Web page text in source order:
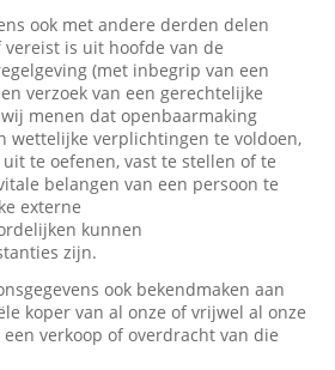
ook met andere derden delen
is uit hoofde van de
(met inbegrip van een
verzoek van een gerechtelijke
menen dat openbaarmaking
wettelijke verplichtingen te voldoen,
te oefenen, vast te stellen of te
belangen van een persoon te
externe
kunnen
zijn.
ook bekendmaken aan
koper van al onze of vrijwel al onze
verkoop of overdracht van die